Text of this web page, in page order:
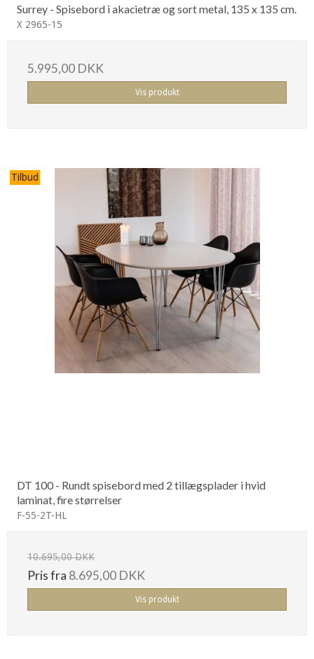
Surrey - Spisebord i akacietræ og sort metal, 135 x 135 cm.
X 2965-15
5.995,00 DKK
Vis produkt
Tilbud
DT 100 - Rundt spisebord med 2 tillægsplader i hvid
laminat, fire størrelser
F-55-2T-HL
10.695,00 DKK
Pris fra 8.695,00 DKK
Vis produkt